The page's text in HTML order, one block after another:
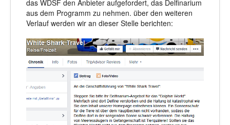
das WDSF den Anbieter aufgefordert, das Delfinarium
aus dem Programm zu nehmen. über den weiteren
Verlauf werden wir an dieser Stelle berichten: